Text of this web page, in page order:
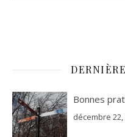
Bonnes
décembre 22,